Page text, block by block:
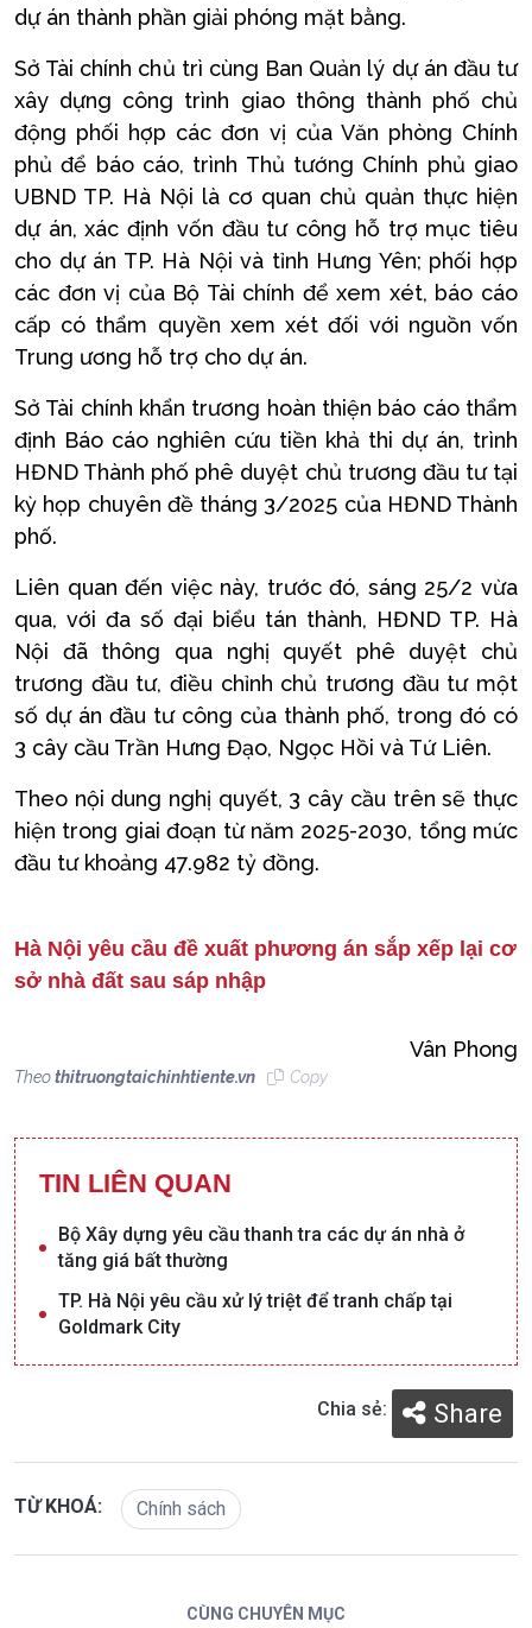
dự án thành phần giải phóng mặt bằng.
Sở Tài chính chủ trì cùng Ban Quản lý dự án đầu tư
xây dựng công trình giao thông thành phố chủ
động phối hợp các đơn vị của Văn phòng Chính
phủ để báo cáo, trình Thủ tướng Chính phủ giao
UBND TP. Hà Nội là cơ quan chủ quản thực hiện
dự án, xác định vốn đầu tư công hỗ trợ mục tiêu
cho dự án TP. Hà Nội và tỉnh Hưng Yên; phối hợp
các đơn vị của Bộ Tài chính để xem xét, báo cáo
cấp có thẩm quyền xem xét đối với nguồn vốn
Trung ương hỗ trợ cho dự án.
Sở Tài chính khẩn trương hoàn thiện báo cáo thẩm
định Báo cáo nghiên cứu tiền khả thi dự án, trình
HĐND Thành phố phê duyệt chủ trương đầu tư tại
kỳ họp chuyên đề tháng 3/2025 của HĐND Thành
phố.
Liên quan đến việc này, trước đó, sáng 25/2 vừa
qua, với đa số đại biểu tán thành, HĐND TP. Hà
Nội đã thông qua nghị quyết phê duyệt chủ
trương đầu tư, điều chỉnh chủ trương đầu tư một
số dự án đầu tư công của thành phố, trong đó có
3 cây cầu Trần Hưng Đạo, Ngọc Hồi và Tứ Liên.
Theo nội dung nghị quyết, 3 cây cầu trên sẽ thực
hiện trong giai đoạn từ năm 2025-2030, tổng mức
đầu tư khoảng 47.982 tỷ đồng.
Hà Nội yêu cầu đề xuất phương án sắp xếp lại cơ
sở nhà đất sau sáp nhập
Vân Phong
Theothitruongtaichinhtiente.vn Copy
TIN LIÊN QUAN
Bộ Xây dựng yêu cầu thanh tra các dự án nhà ở
tăng giá bất thường
TP. Hà Nội yêu cầu xử lý triệt để tranh chấp tại
Goldmark City
Chia sẻ: Share
TỪ KHOÁ: Chính sách
CÙNG CHUYÊN MỤC